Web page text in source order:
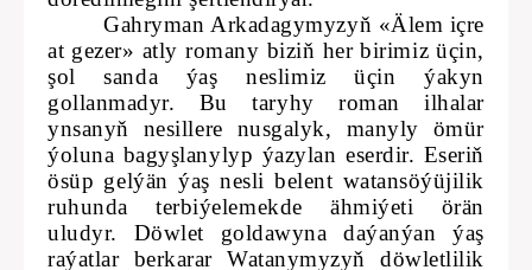
Gahryman Arkadagymyzyň «Älem içre
at gezer» atly romany biziň her birimiz üçin,
şol sanda ýaş neslimiz üçin ýakyn
gollanmadyr. Bu taryhy roman ilhalar
ynsanyň nesillere nusgalyk, manyly ömür
ýoluna bagyşlanylyp ýazylan eserdir. Eseriň
ösüp gelýän ýaş nesli belent watansöýüjilik
ruhunda terbiýelemekde ähmiýeti örän
uludyr. Döwlet goldawyna daýanýan ýaş
raýatlar berkarar Watanymyzyň döwletlilik